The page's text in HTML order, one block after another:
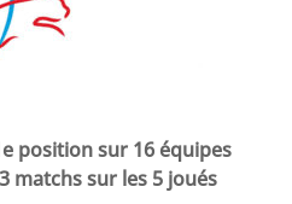
position sur 16 équipes
matchs sur les 5 joués